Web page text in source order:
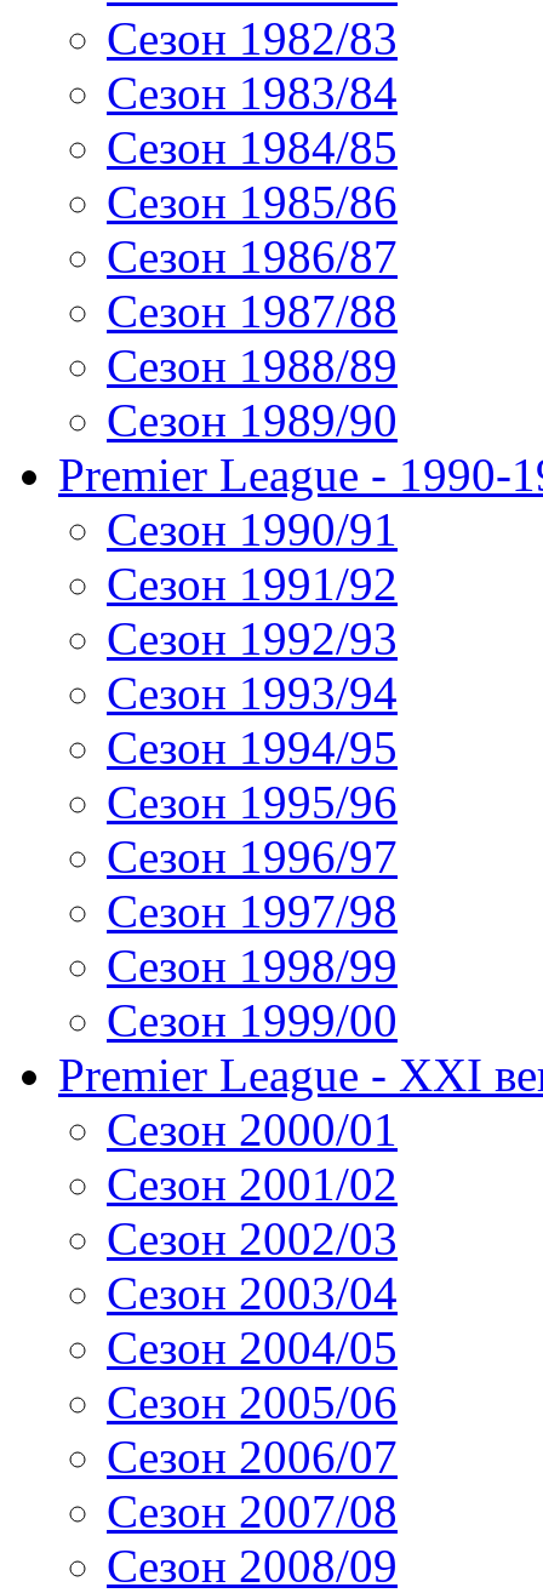
Сезон 1982/83
Сезон 1983/84
Сезон 1984/85
Сезон 1985/86
Сезон 1986/87
Сезон 1987/88
Сезон 1988/89
Сезон 1989/90
Premier League - 1990-
Сезон 1990/91
Сезон 1991/92
Сезон 1992/93
Сезон 1993/94
Сезон 1994/95
Сезон 1995/96
Сезон 1996/97
Сезон 1997/98
Сезон 1998/99
Сезон 1999/00
Premier League - XXI
Сезон 2000/01
Сезон 2001/02
Сезон 2002/03
Сезон 2003/04
Сезон 2004/05
Сезон 2005/06
Сезон 2006/07
Сезон 2007/08
Сезон 2008/09